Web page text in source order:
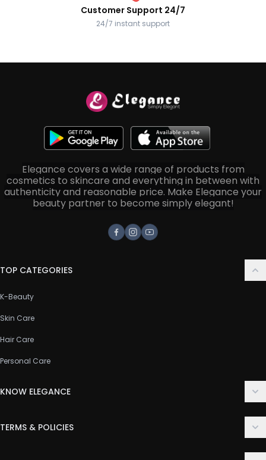
Customer Support 24/7
24/7 instant support
Elegance covers a wide range of products from
cosmetics to skincare and everything in between with
authenticity and reasonable price. Make Elegance your
beauty partner to become simply elegant!
Facebook
Instagram
Youtube
TOP CATEGORIES
K-Beauty
Skin Care
Hair Care
Personal Care
KNOW ELEGANCE
TERMS & POLICIES